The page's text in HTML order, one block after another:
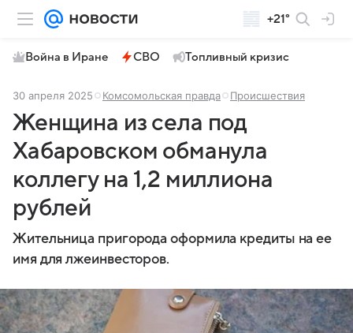
+21°
Война в Иране СВО Топливный кризис
30 апреля 2025 Комсомольская правда Происшествия
Женщина из села под
Хабаровском обманула
коллегу на 1,2 миллиона
рублей
Жительница пригорода оформила кредиты на ее
имя для лжеинвесторов.